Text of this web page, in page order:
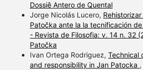
Dossiê Antero de Quental
Jorge Nicolás Lucero,
Patočka ante la la tecnificación
- Revista de Filosofia: v. 14 n. 32
Patočka
Ivan Ortega Rodriguez, Technical
and responsibility in Jan Patocka ,